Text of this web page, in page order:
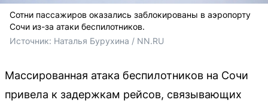
Сотни пассажиров оказались заблокированы в аэропорту
Сочи из-за атаки беспилотников.
Источник: Наталья Бурухина / NN.RU
Массированная атака беспилотников на Сочи
привела к задержкам рейсов, связывающих